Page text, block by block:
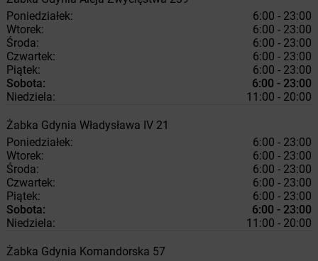
Poniedziałek:
6:00 - 23:00
Wtorek:
6:00 - 23:00
Środa:
6:00 - 23:00
Czwartek:
6:00 - 23:00
Piątek:
6:00 - 23:00
Sobota:
6:00 - 23:00
Niedziela:
11:00 - 20:00
Żabka Gdynia Władysława IV 21
Poniedziałek:
6:00 - 23:00
Wtorek:
6:00 - 23:00
Środa:
6:00 - 23:00
Czwartek:
6:00 - 23:00
Piątek:
6:00 - 23:00
Sobota:
6:00 - 23:00
Niedziela:
11:00 - 20:00
Żabka Gdynia Komandorska 57